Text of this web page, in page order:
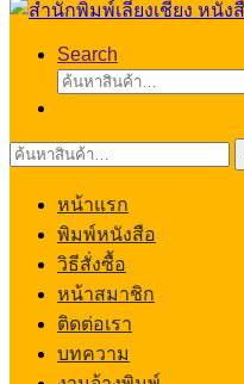
Search
ค้นหา:
ค้นหา:
หน้าแรก
พิมพ์หนังสือ
วิธีสั่งซื้อ
หน้าสมาชิก
ติดต่อเรา
บทความ